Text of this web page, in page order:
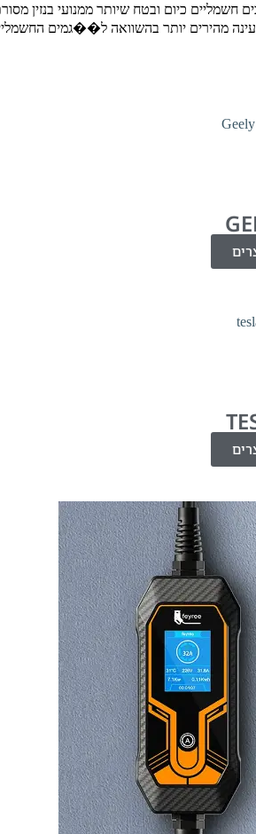
כיום ובטח שיותר ממנועי בנזין
טעינה מהירים יותר בהשוואה ל��גמים